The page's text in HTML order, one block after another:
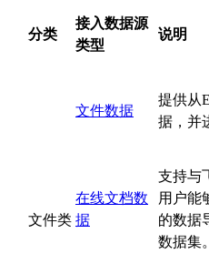
分类
接入数据源
类型
说明
文件类
文件数据
提供从
据，并
在线文档数
据
支持与
用户能
的数据
数据集。